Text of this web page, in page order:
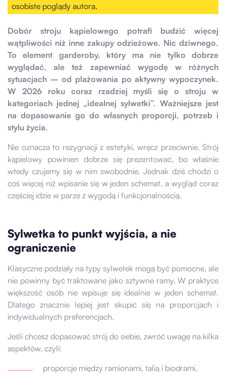
osobiste poglądy autora.
Dobór stroju kąpielowego potrafi budzić więcej
wątpliwości niż inne zakupy odzieżowe. Nic dziwnego.
To element garderoby, który ma nie tylko dobrze
wyglądać, ale też zapewniać wygodę w różnych
sytuacjach – od plażowania po aktywny wypoczynek.
W 2026 roku coraz rzadziej myśli się o stroju w
kategoriach jednej „idealnej sylwetki”. Ważniejsze jest
na dopasowanie go do własnych proporcji, potrzeb i
stylu życia.
Nie oznacza to rezygnacji z estetyki, wręcz przeciwnie. Strój
kąpielowy powinien dobrze się prezentować, bo właśnie
wtedy czujemy się w nim swobodnie. Jednak dziś chodzi o
coś więcej niż wpisanie się w jeden schemat, a wygląd coraz
częściej idzie w parze z wygodą i funkcjonalnością.
Sylwetka to punkt wyjścia, a nie
ograniczenie
Klasyczne podziały na typy sylwetek mogą być pomocne, ale
nie powinny być traktowane jako sztywne ramy. W praktyce
większość osób nie wpisuje się idealnie w jeden schemat.
Dlatego znacznie lepiej jest skupić się na proporcjach i
indywidualnych preferencjach.
Jeśli chcesz dopasować strój do siebie, zwróć uwagę na kilka
aspektów, czyli:
proporcje między ramionami, talią i biodrami,